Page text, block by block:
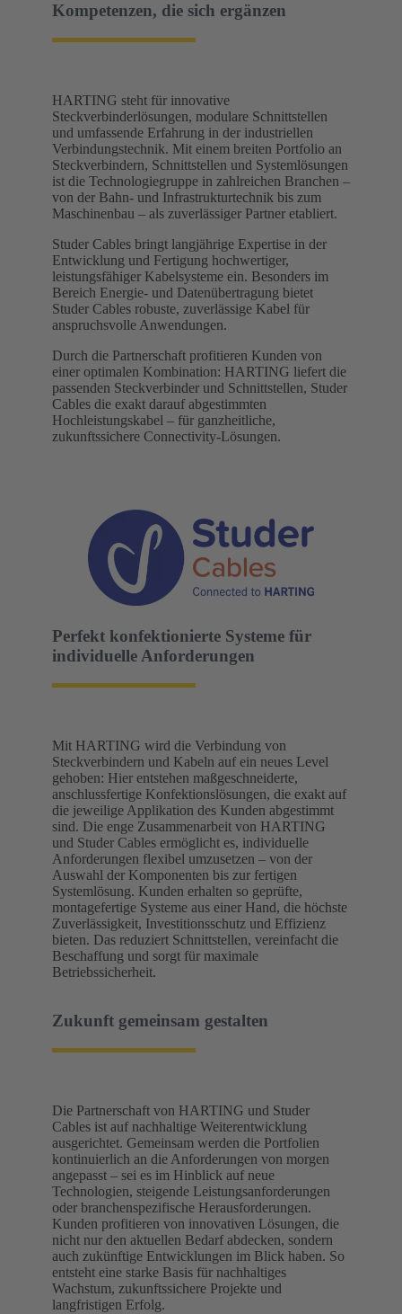
Kompetenzen, die sich ergänzen
HARTING steht für innovative
Steckverbinderlösungen, modulare Schnittstellen
und umfassende Erfahrung in der industriellen
Verbindungstechnik. Mit einem breiten Portfolio an
Steckverbindern, Schnittstellen und Systemlösungen
ist die Technologiegruppe in zahlreichen Branchen –
von der Bahn- und Infrastrukturtechnik bis zum
Maschinenbau – als zuverlässiger Partner etabliert.
Studer Cables bringt langjährige Expertise in der
Entwicklung und Fertigung hochwertiger,
leistungsfähiger Kabelsysteme ein. Besonders im
Bereich Energie- und Datenübertragung bietet
Studer Cables robuste, zuverlässige Kabel für
anspruchsvolle Anwendungen.
Durch die Partnerschaft profitieren Kunden von
einer optimalen Kombination: HARTING liefert die
passenden Steckverbinder und Schnittstellen, Studer
Cables die exakt darauf abgestimmten
Hochleistungskabel – für ganzheitliche,
zukunftssichere Connectivity-Lösungen.
Perfekt konfektionierte Systeme für
individuelle Anforderungen
Mit HARTING wird die Verbindung von
Steckverbindern und Kabeln auf ein neues Level
gehoben: Hier entstehen maßgeschneiderte,
anschlussfertige Konfektionslösungen, die exakt auf
die jeweilige Applikation des Kunden abgestimmt
sind. Die enge Zusammenarbeit von HARTING
und Studer Cables ermöglicht es, individuelle
Anforderungen flexibel umzusetzen – von der
Auswahl der Komponenten bis zur fertigen
Systemlösung. Kunden erhalten so geprüfte,
montagefertige Systeme aus einer Hand, die höchste
Zuverlässigkeit, Investitionsschutz und Effizienz
bieten. Das reduziert Schnittstellen, vereinfacht die
Beschaffung und sorgt für maximale
Betriebssicherheit.
Zukunft gemeinsam gestalten
Die Partnerschaft von HARTING und Studer
Cables ist auf nachhaltige Weiterentwicklung
ausgerichtet. Gemeinsam werden die Portfolien
kontinuierlich an die Anforderungen von morgen
angepasst – sei es im Hinblick auf neue
Technologien, steigende Leistungsanforderungen
oder branchenspezifische Herausforderungen.
Kunden profitieren von innovativen Lösungen, die
nicht nur den aktuellen Bedarf abdecken, sondern
auch zukünftige Entwicklungen im Blick haben. So
entsteht eine starke Basis für nachhaltiges
Wachstum, zukunftssichere Projekte und
langfristigen Erfolg.